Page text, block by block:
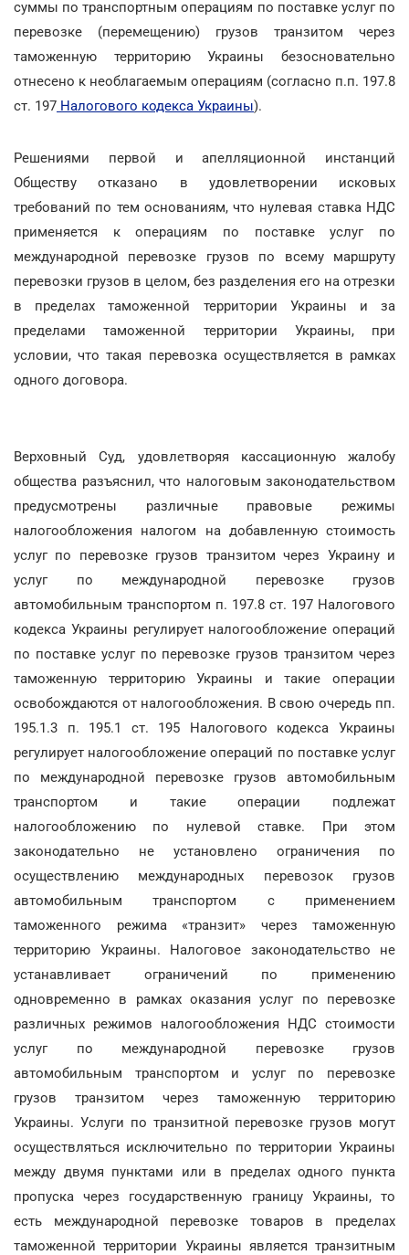
суммы по транспортным операциям по поставке услуг по
перевозке (перемещению) грузов транзитом через
таможенную территорию Украины безосновательно
отнесено к необлагаемым операциям (согласно п.п. 197.8
ст. 197 Налогового кодекса Украины).
Решениями первой и апелляционной инстанций
Обществу отказано в удовлетворении исковых
требований по тем основаниям, что нулевая ставка НДС
применяется к операциям по поставке услуг по
международной перевозке грузов по всему маршруту
перевозки грузов в целом, без разделения его на отрезки
в пределах таможенной территории Украины и за
пределами таможенной территории Украины, при
условии, что такая перевозка осуществляется в рамках
одного договора.
Верховный Суд, удовлетворяя кассационную жалобу
общества разъяснил, что налоговым законодательством
предусмотрены различные правовые режимы
налогообложения налогом на добавленную стоимость
услуг по перевозке грузов транзитом через Украину и
услуг по международной перевозке грузов
автомобильным транспортом п. 197.8 ст. 197 Налогового
кодекса Украины регулирует налогообложение операций
по поставке услуг по перевозке грузов транзитом через
таможенную территорию Украины и такие операции
освобождаются от налогообложения. В свою очередь пп.
195.1.3 п. 195.1 ст. 195 Налогового кодекса Украины
регулирует налогообложение операций по поставке услуг
по международной перевозке грузов автомобильным
транспортом и такие операции подлежат
налогообложению по нулевой ставке. При этом
законодательно не установлено ограничения по
осуществлению международных перевозок грузов
автомобильным транспортом с применением
таможенного режима «транзит» через таможенную
территорию Украины. Налоговое законодательство не
устанавливает ограничений по применению
одновременно в рамках оказания услуг по перевозке
различных режимов налогообложения НДС стоимости
услуг по международной перевозке грузов
автомобильным транспортом и услуг по перевозке
грузов транзитом через таможенную территорию
Украины. Услуги по транзитной перевозке грузов могут
осуществляться исключительно по территории Украины
между двумя пунктами или в пределах одного пункта
пропуска через государственную границу Украины, то
есть международной перевозке товаров в пределах
таможенной территории Украины является транзитным